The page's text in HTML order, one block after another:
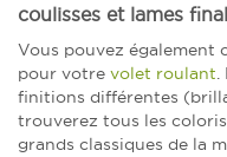
coulisses et lames
Vous pouvez également
pour votre volet roulant.
finitions différentes
trouverez tous les
grands classiques de la